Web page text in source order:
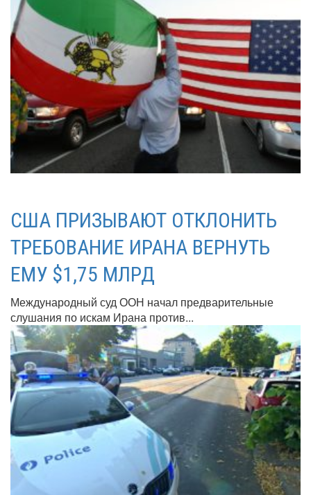
США ПРИЗЫВАЮТ ОТКЛОНИТЬ
ТРЕБОВАНИЕ ИРАНА ВЕРНУТЬ
ЕМУ $1,75 МЛРД
Международный суд ООН начал предварительные
слушания по искам Ирана против...